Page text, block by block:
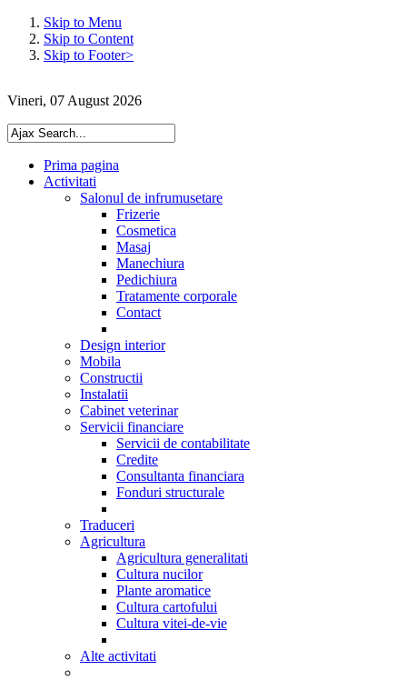
Skip to Menu
Skip to Content
Skip to Footer>
Vineri, 07 August 2026
Prima pagina
Activitati
Salonul de infrumusetare
Frizerie
Cosmetica
Masaj
Manechiura
Pedichiura
Tratamente corporale
Contact
Design interior
Mobila
Constructii
Instalatii
Cabinet veterinar
Servicii financiare
Servicii de contabilitate
Credite
Consultanta financiara
Fonduri structurale
Traduceri
Agricultura
Agricultura generalitati
Cultura nucilor
Plante aromatice
Cultura cartofului
Cultura vitei-de-vie
Alte activitati